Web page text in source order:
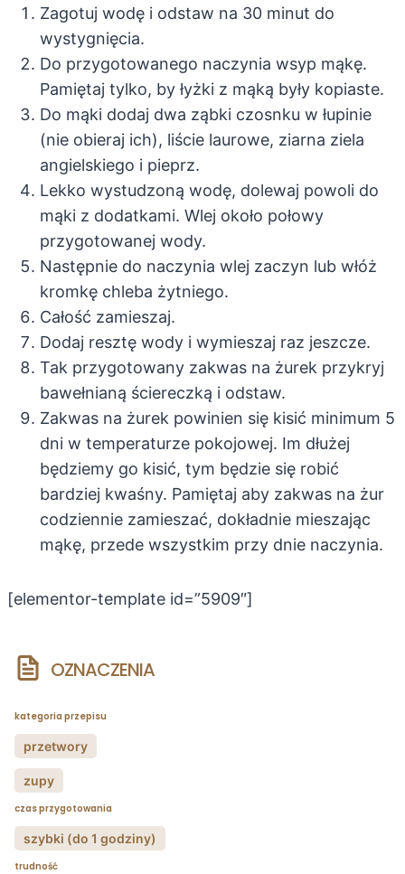
Zagotuj wodę i odstaw na 30 minut do
wystygnięcia.
Do przygotowanego naczynia wsyp mąkę.
Pamiętaj tylko, by łyżki z mąką były kopiaste.
Do mąki dodaj dwa ząbki czosnku w łupinie
(nie obieraj ich), liście laurowe, ziarna ziela
angielskiego i pieprz.
Lekko wystudzoną wodę, dolewaj powoli do
mąki z dodatkami. Wlej około połowy
przygotowanej wody.
Następnie do naczynia wlej zaczyn lub włóż
kromkę chleba żytniego.
Całość zamieszaj.
Dodaj resztę wody i wymieszaj raz jeszcze.
Tak przygotowany zakwas na żurek przykryj
bawełnianą ściereczką i odstaw.
Zakwas na żurek powinien się kisić minimum 5
dni w temperaturze pokojowej. Im dłużej
będziemy go kisić, tym będzie się robić
bardziej kwaśny. Pamiętaj aby zakwas na żur
codziennie zamieszać, dokładnie mieszając
mąkę, przede wszystkim przy dnie naczynia.
[elementor-template id=”5909″]
OZNACZENIA
kategoria przepisu
przetwory
zupy
czas przygotowania
szybki (do 1 godziny)
trudność